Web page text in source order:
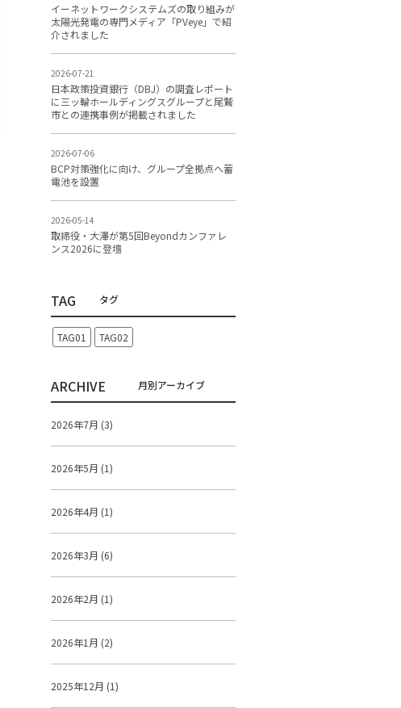
イーネットワークシステムズの取り組みが
太陽光発電の専門メディア「PVeye」で紹
介されました
2026-07-21
日本政策投資銀行（DBJ）の調査レポート
に三ッ輪ホールディングスグループと尾鷲
市との連携事例が掲載されました
2026-07-06
BCP対策強化に向け、グループ全拠点へ蓄
電池を設置
2026-05-14
取締役・大澤が第5回Beyondカンファレ
ンス2026に登壇
TAG
TAG01 TAG02
ARCHIVE
2026年7月 (3)
2026年5月 (1)
2026年4月 (1)
2026年3月 (6)
2026年2月 (1)
2026年1月 (2)
2025年12月 (1)